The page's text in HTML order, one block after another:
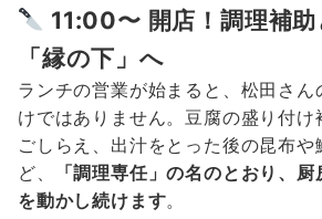
11:00〜 開店！調理補
「縁の下」へ
ランチの営業が始まると、松田さん
けではありません。豆腐の盛り付け
ごしらえ、出汁をとった後の昆布や
ど、
「調理専任」の名のとおり、
を動かし続けます。